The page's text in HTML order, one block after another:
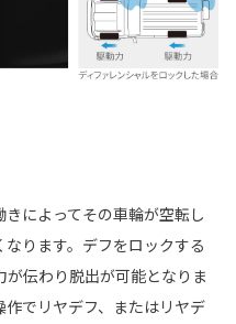
によってその車輪が空転し
ります。デフをロックする
伝わり脱出が可能となりま
でリヤデフ、またはリヤデ